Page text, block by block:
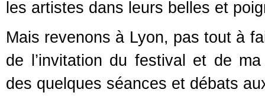
les artistes dans leurs belles et
Mais revenons à Lyon, pas tout à
de l’invitation du festival et de
des quelques séances et débats